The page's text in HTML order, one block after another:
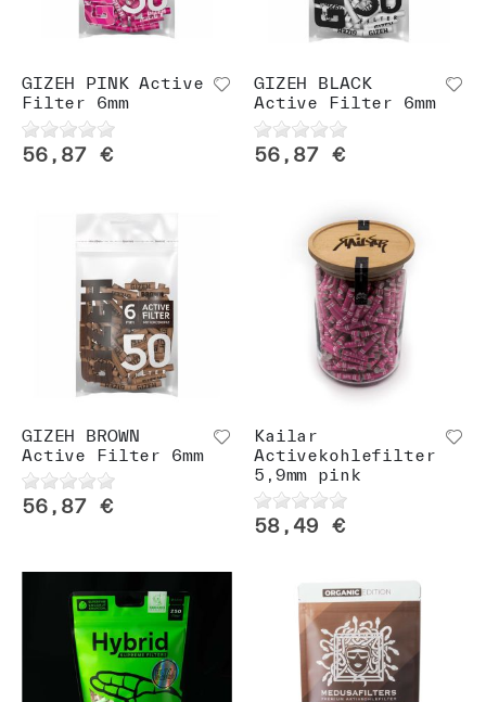
GIZEH PINK Active
Filter 6mm
56,87 €
GIZEH BLACK
Active Filter 6mm
56,87 €
GIZEH BROWN
Active Filter 6mm
56,87 €
Kailar
Activekohlefilter
5,9mm pink
58,49 €